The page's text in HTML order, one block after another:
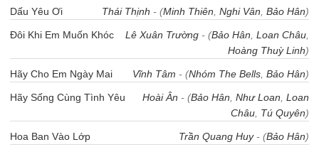
Dấu Yêu Ơi Thái Thịnh - (Minh Thiên Nghi Vân Bảo Hân)
Đôi Khi Em Muốn Khóc Lê Xuân Trường - (Bảo Hân Loan Châu
Hoàng Thuỳ Linh)
Hãy Cho Em Ngày Mai Vĩnh Tâm - (Nhóm The Bells Bảo Hân)
Hãy Sống Cùng Tình Yêu Hoài Ân - (Bảo Hân Như Loan Loan
Châu Tú Quyên)
Hoa Ban Vào Lớp Trần Quang Huy- (Bảo Hân)